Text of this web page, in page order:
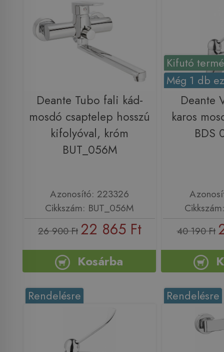
Deante Tubo fali kád-
mosdó csaptelep hosszú
kifolyóval, króm
BUT_056M
Azonosító: 223326
Cikkszám: BUT_056M
26 900 Ft 22 865 Ft
Kosárba
Kifutó
Még 1 db
Deante
karos
BDS
40 190 Ft
Rendelésre Rendelésre